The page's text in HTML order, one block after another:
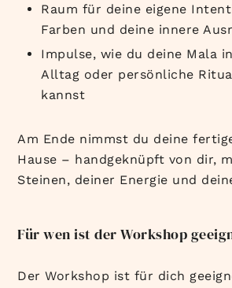
Raum für deine eigene
Farben und deine innere
Impulse, wie du deine Mala
Alltag oder persönliche
kannst
Am Ende nimmst du deine
Hause – handgeknüpft von dir,
Steinen, deiner Energie und
Für wen ist der Workshop
Der Workshop ist für dich